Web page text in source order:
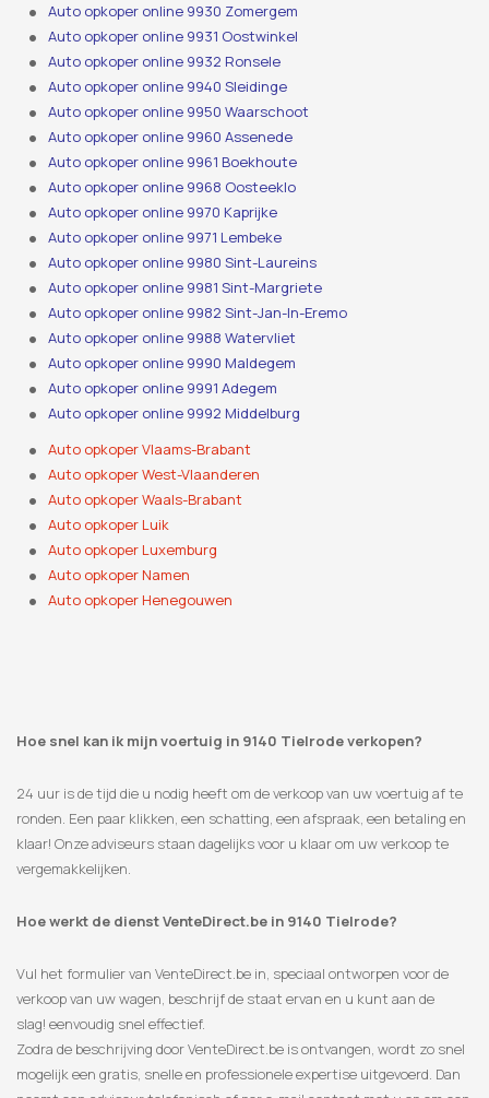
Auto opkoper online 9930 Zomergem
Auto opkoper online 9931 Oostwinkel
Auto opkoper online 9932 Ronsele
Auto opkoper online 9940 Sleidinge
Auto opkoper online 9950 Waarschoot
Auto opkoper online 9960 Assenede
Auto opkoper online 9961 Boekhoute
Auto opkoper online 9968 Oosteeklo
Auto opkoper online 9970 Kaprijke
Auto opkoper online 9971 Lembeke
Auto opkoper online 9980 Sint-Laureins
Auto opkoper online 9981 Sint-Margriete
Auto opkoper online 9982 Sint-Jan-In-Eremo
Auto opkoper online 9988 Watervliet
Auto opkoper online 9990 Maldegem
Auto opkoper online 9991 Adegem
Auto opkoper online 9992 Middelburg
Auto opkoper Vlaams-Brabant
Auto opkoper West-Vlaanderen
Auto opkoper Waals-Brabant
Auto opkoper Luik
Auto opkoper Luxemburg
Auto opkoper Namen
Auto opkoper Henegouwen
Hoe snel kan ik mijn voertuig in 9140 Tielrode verkopen?
24 uur is de tijd die u nodig heeft om de verkoop van uw voertuig af te
ronden. Een paar klikken, een schatting, een afspraak, een betaling en
klaar! Onze adviseurs staan ​​dagelijks voor u klaar om uw verkoop te
vergemakkelijken.
Hoe werkt de dienst VenteDirect.be in 9140 Tielrode?
Vul het formulier van VenteDirect.be in, speciaal ontworpen voor de
verkoop van uw wagen, beschrijf de staat ervan en u kunt aan de
slag! eenvoudig snel effectief.
Zodra de beschrijving door VenteDirect.be is ontvangen, wordt zo snel
mogelijk een gratis, snelle en professionele expertise uitgevoerd. Dan